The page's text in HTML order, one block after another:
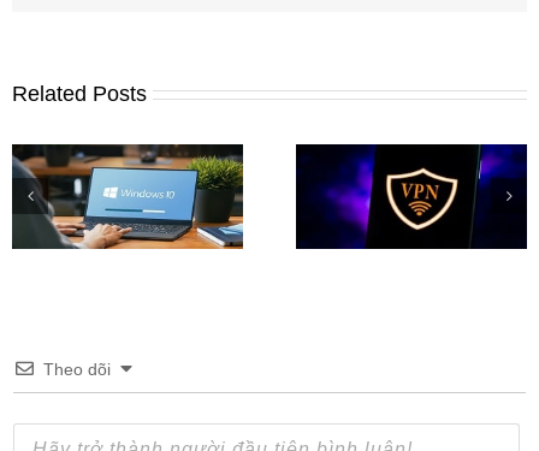
Related Posts
Phần mềm Fake IP hàng
đầu trên iOS, Android,
Windows
Tải Windows 11
Preview (File ISO)
Theo dõi